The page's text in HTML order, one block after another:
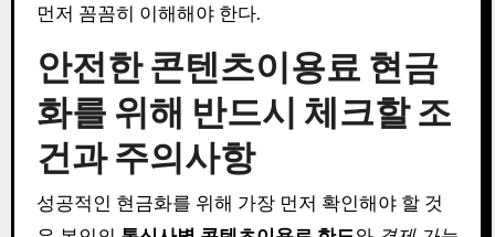
먼저 꼼꼼히 이해해야 한다.
안전한 콘텐츠이용료 현금
화를 위해 반드시 체크할 조
건과 주의사항
성공적인 현금화를 위해 가장 먼저 확인해야 할 것